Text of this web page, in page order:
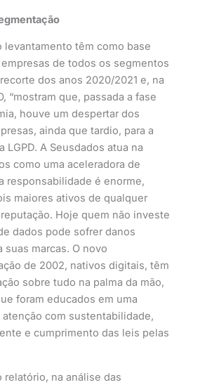
levantamento têm como base
de todos os segmentos
dos anos 2020/2021 e, na
“mostram que, passada a fase
houve um despertar dos
ainda que tardio, para a
LGPD. A Seusdados atua na
como uma aceleradora de
responsabilidade é enorme,
maiores ativos de qualquer
Hoje quem não investe
dados pode sofrer danos
suas marcas. O novo
de 2002, nativos digitais, têm
sobre tudo na palma da mão,
foram educados em uma
com sustentabilidade,
e cumprimento das leis pelas
relatório, na análise das